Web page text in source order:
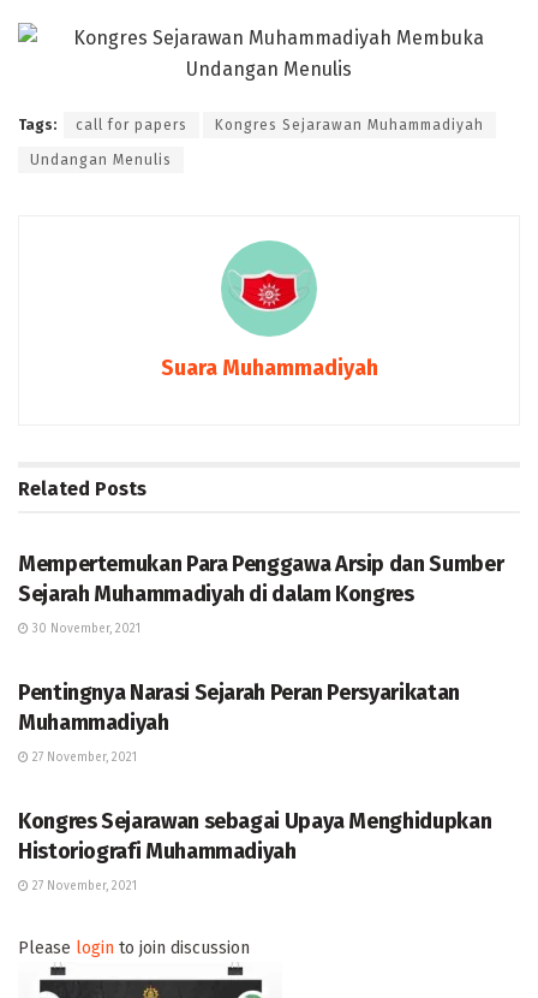
Tags: call for papers Kongres Sejarawan Muhammadiyah
Undangan Menulis
Suara Muhammadiyah
Related Posts
Mempertemukan Para Penggawa Arsip dan Sumber
Sejarah Muhammadiyah di dalam Kongres
30 November, 2021
Pentingnya Narasi Sejarah Peran Persyarikatan
Muhammadiyah
27 November, 2021
Kongres Sejarawan sebagai Upaya Menghidupkan
Historiografi Muhammadiyah
27 November, 2021
Please login to join discussion